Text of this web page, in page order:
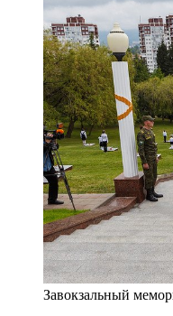
Завокзальный